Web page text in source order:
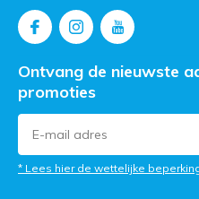
Ontvang de nieuwste
promoties
* Lees hier de wettelijke